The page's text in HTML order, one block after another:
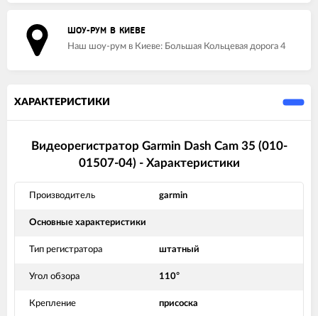
ШОУ-РУМ В КИЕВЕ
Наш шоу-рум в Киеве: Большая Кольцевая дорога 4
ХАРАКТЕРИСТИКИ
Видеорегистратор Garmin Dash Cam 35 (010-
01507-04) - Характеристики
Производитель garmin
Основные характеристики
Тип регистратора штатный
Угол обзора 110°
Крепление присоска